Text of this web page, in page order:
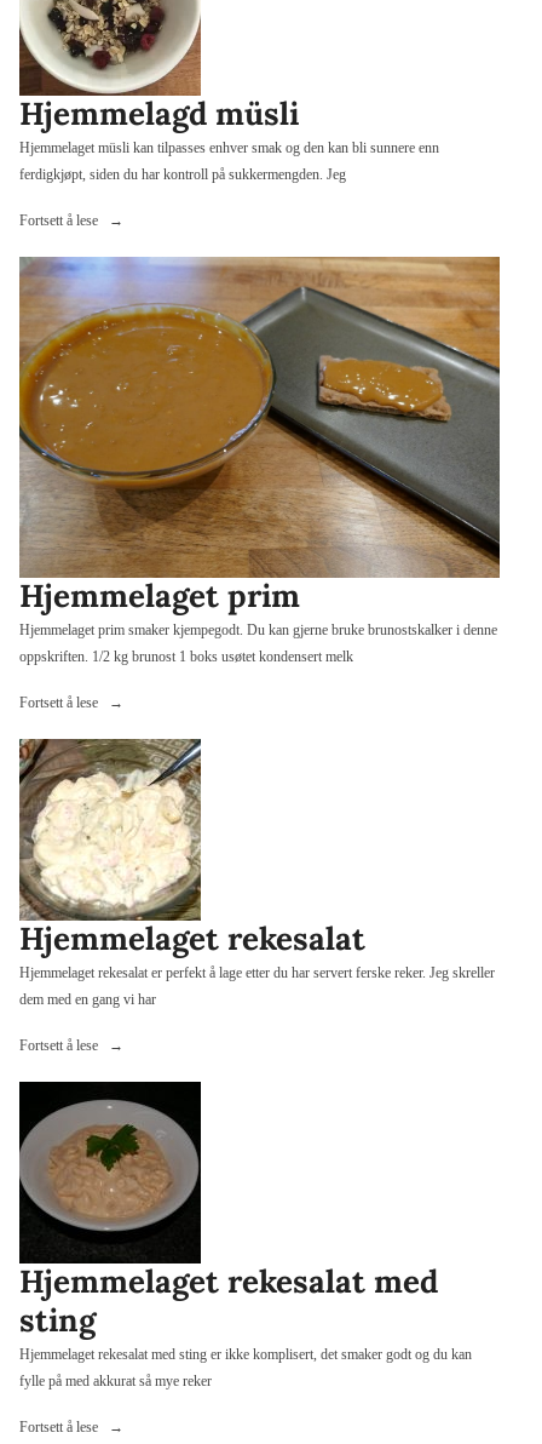
mandelflak»
Hjemmelagd müsli
Hjemmelaget müsli kan tilpasses enhver smak og den kan bli sunnere enn
ferdigkjøpt, siden du har kontroll på sukkermengden. Jeg
Fortsett å lese
«Hjemmelagd
Hjemmelaget prim
Hjemmelaget prim smaker kjempegodt. Du kan gjerne bruke brunostskalker i denne
oppskriften. 1/2 kg brunost 1 boks usøtet kondensert melk
Fortsett å lese
«Hjemmelaget
Hjemmelaget rekesalat
Hjemmelaget rekesalat er perfekt å lage etter du har servert ferske reker. Jeg skreller
dem med en gang vi har
Fortsett å lese
«Hjemmelaget
Hjemmelaget rekesalat med
sting
Hjemmelaget rekesalat med sting er ikke komplisert, det smaker godt og du kan
fylle på med akkurat så mye reker
Fortsett å lese
«Hjemmelaget